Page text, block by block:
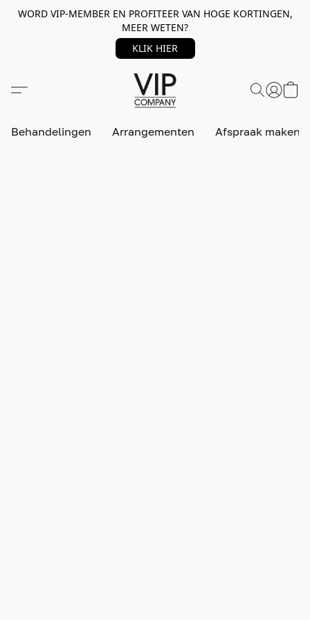
WORD VIP-MEMBER EN PROFITEER VAN HOGE KORTINGEN,
MEER WETEN?
KLIK HIER
Behandelingen Arrangementen Afspraak maken